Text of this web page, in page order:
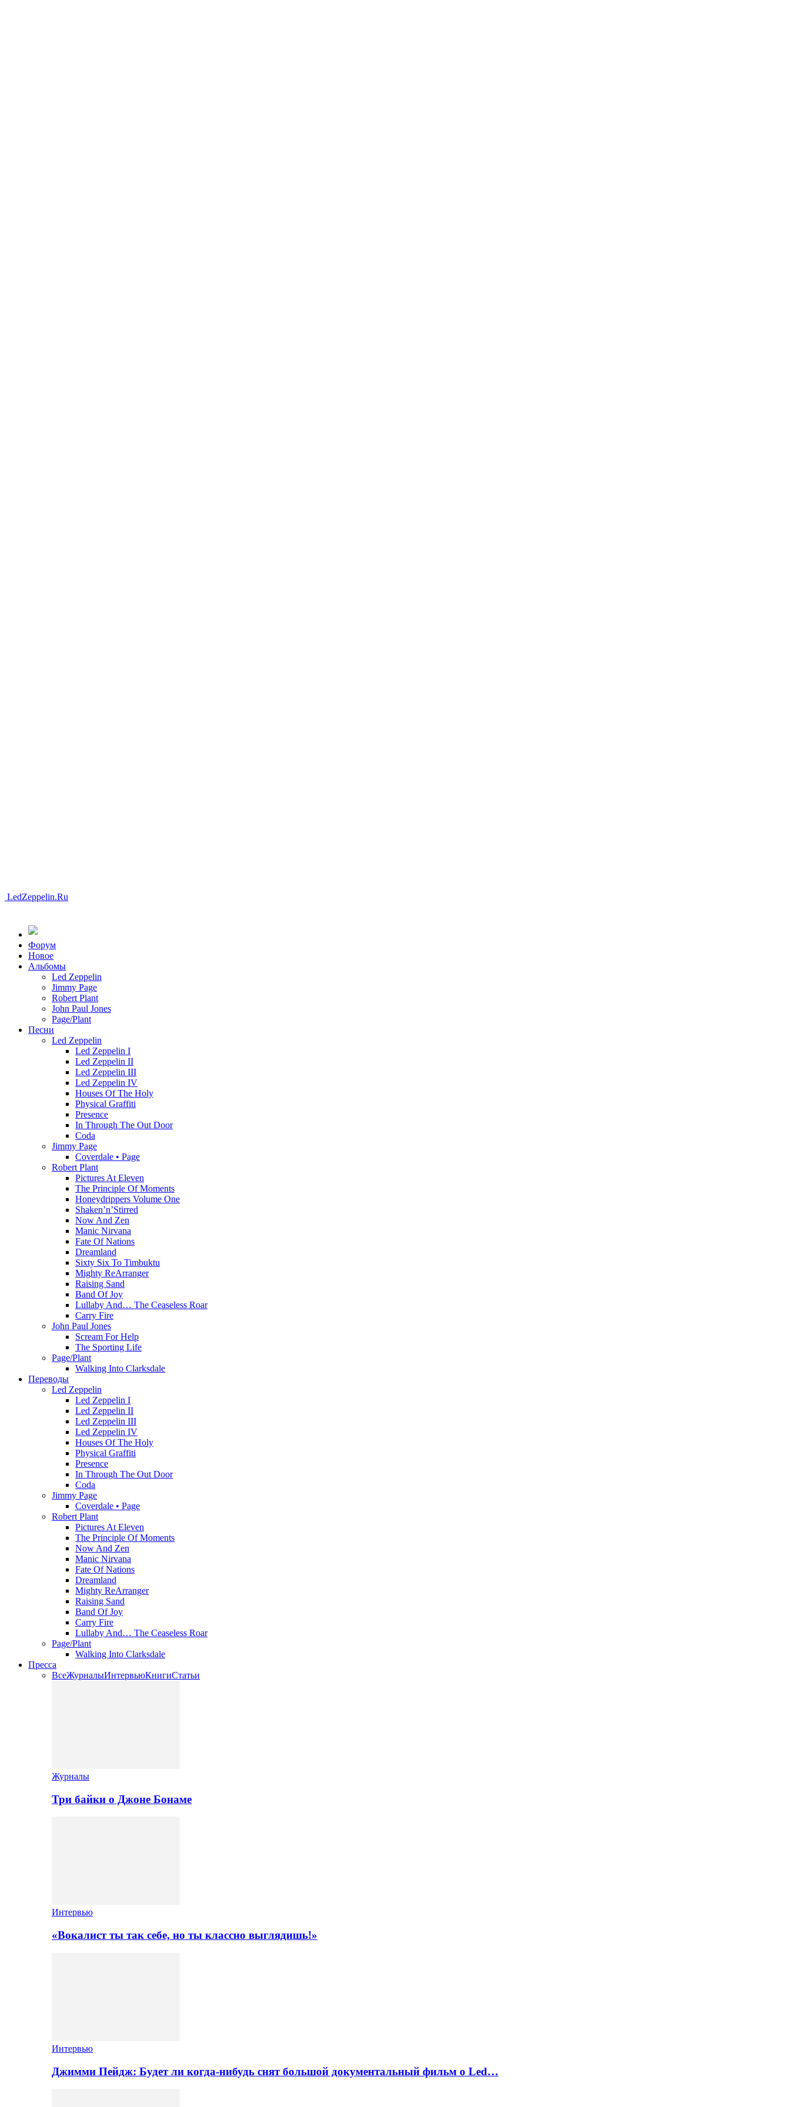
LedZeppelin.Ru
Форум
Новоe
Альбомы
Led Zeppelin
Jimmy Page
Robert Plant
John Paul Jones
Page/Plant
Песни
Led Zeppelin
Led Zeppelin I
Led Zeppelin II
Led Zeppelin III
Led Zeppelin IV
Houses Of The Holy
Physical Graffiti
Presence
In Through The Out Door
Coda
Jimmy Page
Coverdale • Page
Robert Plant
Pictures At Eleven
The Principle Of Moments
Honeydrippers Volume One
Shaken’n’Stirred
Now And Zen
Manic Nirvana
Fate Of Nations
Dreamland
Sixty Six To Timbuktu
Mighty ReArranger
Raising Sand
Band Of Joy
Lullaby And… The Ceaseless Roar
Carry Fire
John Paul Jones
Scream For Help
The Sporting Life
Page/Plant
Walking Into Clarksdale
Переводы
Led Zeppelin
Led Zeppelin I
Led Zeppelin II
Led Zeppelin III
Led Zeppelin IV
Houses Of The Holy
Physical Graffiti
Presence
In Through The Out Door
Coda
Jimmy Page
Coverdale • Page
Robert Plant
Pictures At Eleven
The Principle Of Moments
Now And Zen
Manic Nirvana
Fate Of Nations
Dreamland
Mighty ReArranger
Raising Sand
Band Of Joy
Carry Fire
Lullaby And… The Ceaseless Roar
Page/Plant
Walking Into Clarksdale
Пресса
ВсеЖурналыИнтервьюКнигиСтатьи
Журналы
Три байки о Джоне Бонаме
Интервью
«Вокалист ты так себе, но ты классно выглядишь!»
Интервью
Джимми Пейдж: Будет ли когда-нибудь снят большой документальный фильм о Led…